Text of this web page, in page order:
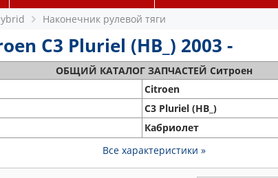
Наконечник рулевой тяги
C3 Pluriel (HB_) 2003 -
ОБЩИЙ КАТАЛОГ ЗАПЧАСТЕЙ Ситроен
Citroen
C3 Pluriel (HB_)
Кабриолет
Все характеристики »